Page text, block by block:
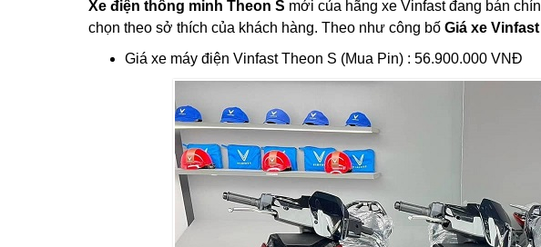
Xe điện thông minh Theon S mới của hãng xe Vinfast đang bán
chọn theo sở thích của khách hàng. Theo như công bố Giá xe
Giá xe máy điện Vinfast Theon S (Mua Pin) : 56.900.000 VNĐ